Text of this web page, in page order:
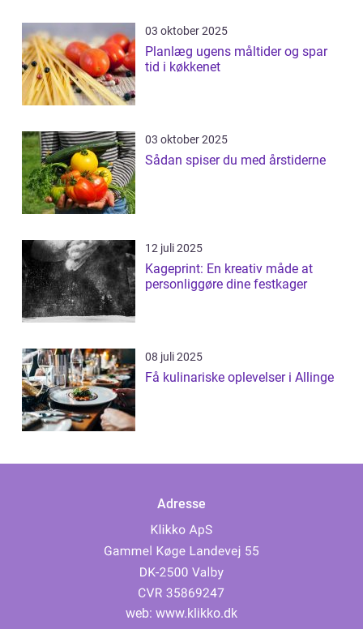
03 oktober 2025
Planlæg ugens måltider og spar
tid i køkkenet
03 oktober 2025
Sådan spiser du med årstiderne
12 juli 2025
Kageprint: En kreativ måde at
personliggøre dine festkager
08 juli 2025
Få kulinariske oplevelser i Allinge
Adresse
web: www.klikko.dk